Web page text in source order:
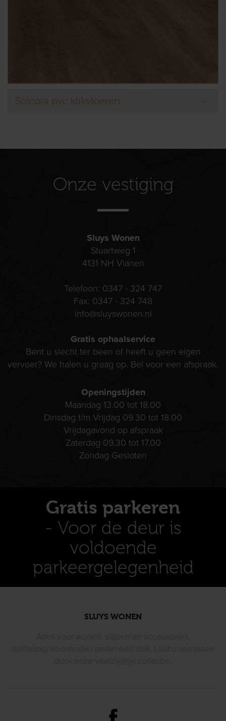
Solcora pvc klikvloeren
Onze vestiging
Sluys Wonen
Stuartweg 1
4131 NH Vianen
Telefoon: 0347 - 324 747
Fax: 0347 - 324 748
info@sluyswonen.nl
Gratis ophaalservice
Bent u slecht ter been of heeft u geen eigen
vervoer? We halen u graag op. Bel voor een afspraak.
Openingstijden
Maandag 13.00 tot 18.00
Dinsdag t/m Vrijdag 09.30 tot 18.00
Vrijdagavond op afspraak
Zaterdag 09.30 tot 17.00
Zondag Gesloten
Gratis parkeren
- Voor de deur is
voldoende
parkeergelegenheid
SLUYS WONEN